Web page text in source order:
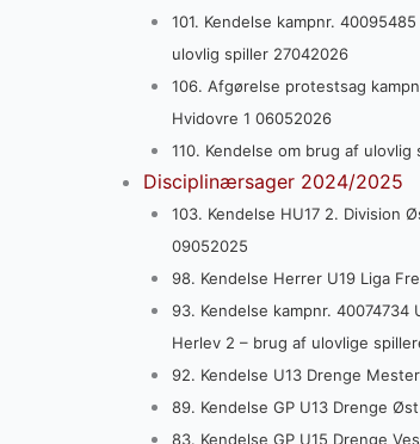
101. Kendelse kampnr.
ulovlig spiller 27042026
106. Afgørelse protestsag
Hvidovre 1 06052026
110. Kendelse om brug af
Disciplinærsager 2024/2025
103. Kendelse HU17 2. Division
09052025
98. Kendelse Herrer U19 Liga
93. Kendelse kampnr.
Herlev 2 – brug af ulovlige
92. Kendelse U13 Drenge
89. Kendelse GP U13 Drenge
83. Kendelse GP U15 Drenge